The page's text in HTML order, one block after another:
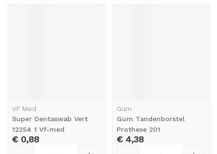
VF Med
Super Dentaswab Vert
12254 1 Vf-med
€ 0,88
Gum
Gum Tandenborstel
Prothese 201
€ 4,38